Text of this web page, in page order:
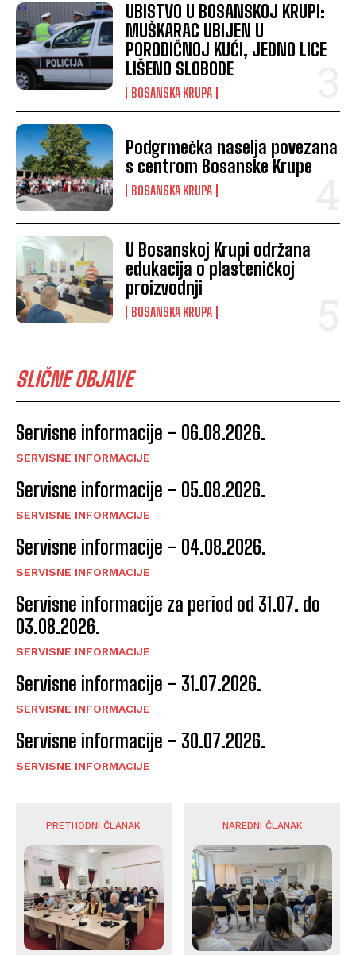
UBISTVO U BOSANSKOJ KRUPI:
MUŠKARAC UBIJEN U
PORODIČNOJ KUĆI, JEDNO LICE
LIŠENO SLOBODE
BOSANSKA KRUPA
Podgrmečka naselja povezana
s centrom Bosanske Krupe
BOSANSKA KRUPA
U Bosanskoj Krupi održana
edukacija o plasteničkoj
proizvodnji
BOSANSKA KRUPA
SLIČNE OBJAVE
Servisne informacije – 06.08.2026.
SERVISNE INFORMACIJE
Servisne informacije – 05.08.2026.
SERVISNE INFORMACIJE
Servisne informacije – 04.08.2026.
SERVISNE INFORMACIJE
Servisne informacije za period od 31.07. do
03.08.2026.
SERVISNE INFORMACIJE
Servisne informacije – 31.07.2026.
SERVISNE INFORMACIJE
Servisne informacije – 30.07.2026.
SERVISNE INFORMACIJE
PRETHODNI ČLANAK NAREDNI ČLANAK